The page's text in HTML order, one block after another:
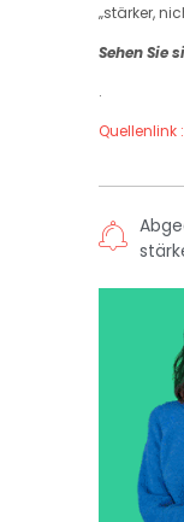
„stärker,
Sehen Sie
.
Quellenlink